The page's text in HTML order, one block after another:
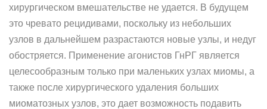
хирургическом вмешательстве не удается. В будущем
это чревато рецидивами, поскольку из небольших
узлов в дальнейшем разрастаются новые узлы, и недуг
обостряется. Применение агонистов ГнРГ является
целесообразным только при маленьких узлах миомы, а
также после хирургического удаления больших
миоматозных узлов, это дает возможность подавить